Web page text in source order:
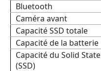
Bluetooth
Caméra avant
Capacité SSD totale
Capacité de la batterie
Capacité du Solid
(SSD)